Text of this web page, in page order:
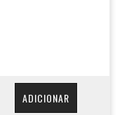
ADICIONAR